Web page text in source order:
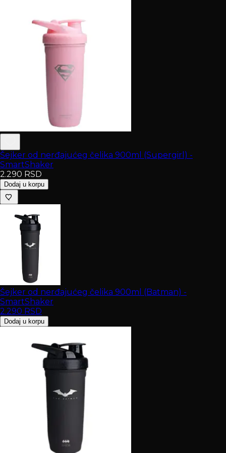
Šejker od nerđajućeg čelika 900ml (Supergirl) -
SmartShaker
2.290 RSD
Dodaj u korpu
Šejker od nerđajućeg čelika 900ml (Batman) -
SmartShaker
2.290 RSD
Dodaj u korpu